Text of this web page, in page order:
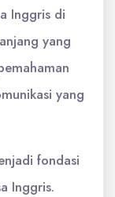
Inggris di
yang
yang
fondasi
Inggris.